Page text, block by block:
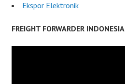
Ekspor Elektronik
FREIGHT FORWARDER INDONESIA